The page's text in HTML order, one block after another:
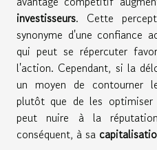
investisseurs. Cette
synonyme d'une confiance
qui peut se répercuter
l'action. Cependant, si la
un moyen de contourner
plutôt que de les
peut nuire à la
conséquent, à sa